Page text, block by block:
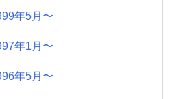
年5月〜
年1月〜
年5月〜